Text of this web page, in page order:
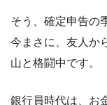
そう、確定申告の
今まさに、友人か
山と格闘中です。
銀行員時代は、お